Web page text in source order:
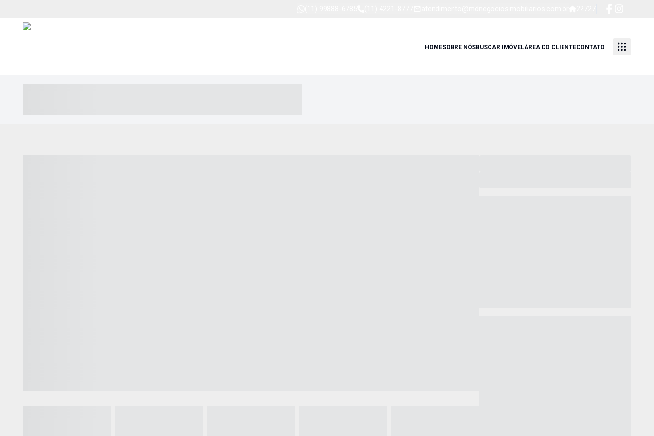
HOMESOBRE NÓSBUSCAR IMÓVELÁREA DO CLIENTECONTATO